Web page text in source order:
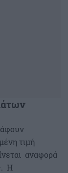
τιμή
αναφορά
Η